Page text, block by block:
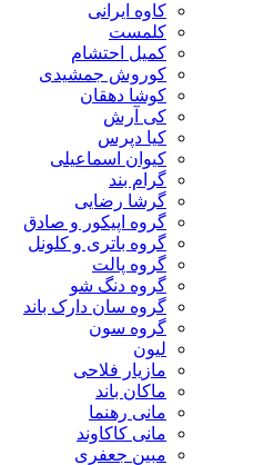
کاوه ایرانی
کلمست
کمیل احتشام
کوروش جمشیدی
کوشا دهقان
کی آرش
کیا دپرس
کیوان اسماعیلی
گرام بند
گرشا رضایی
گروه اپیکور و صادق
گروه باتری و کلونل
گروه پالت
گروه دنگ شو
گروه سان دارک باند
گروه سون
مازیار فلاحی
ماکان باند
مانی رهنما
مانی کاکاوند
مبین جعفری